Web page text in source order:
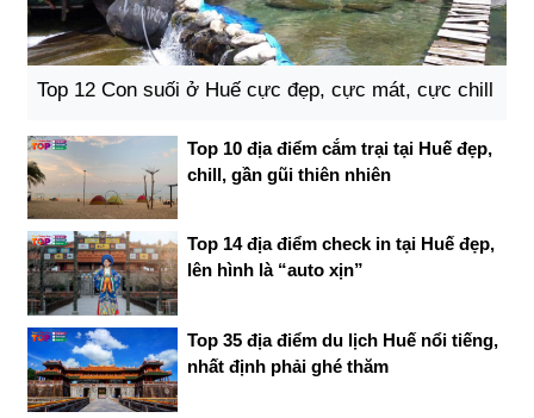
Top 12 Con suối ở Huế cực đẹp, cực mát, cực chill
Top 10 địa điểm cắm trại tại Huế đẹp,
chill, gần gũi thiên nhiên
Top 14 địa điểm check in tại Huế đẹp,
lên hình là “auto xịn”
Top 35 địa điểm du lịch Huế nổi tiếng,
nhất định phải ghé thăm